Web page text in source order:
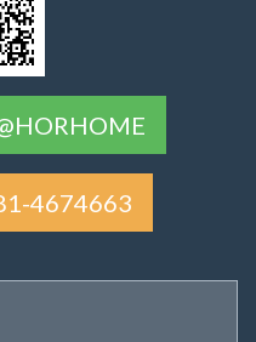
4674663